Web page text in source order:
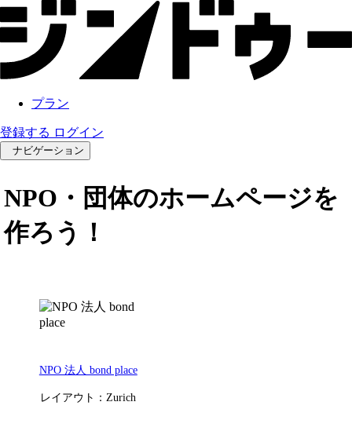
プラン
登録する ログイン
ナビゲーション
NPO・団体のホームページを
作ろう！
NPO 法人 bond place
レイアウト：Zurich